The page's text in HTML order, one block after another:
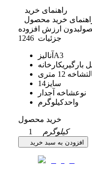
راهنمای خرید
خرید محصول
بدون ارزش افزوده
1246 جزئیات
آنالیز A3
بارگیریکارخانه
شاخه 12 متری
سایز14
نوعشاخه آجدار
واحدکیلوگرم
خرید محصول
1
کیلوگرم
افزودن به سبد خرید